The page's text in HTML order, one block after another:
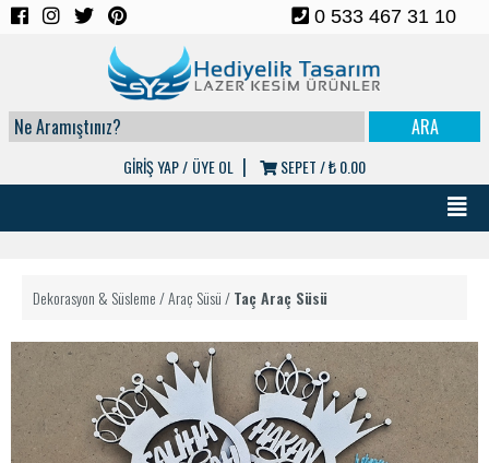
0 533 467 31 10
GİRİŞ YAP / ÜYE OL | SEPET /₺ 0.00
Dekorasyon & Süsleme/Araç Süsü/Taç Araç Süsü